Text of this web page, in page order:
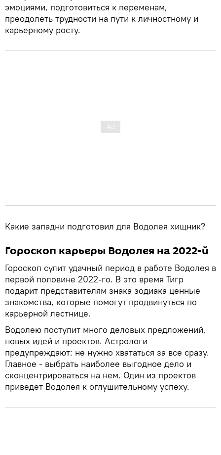
эмоциями, подготовиться к переменам,
преодолеть трудности на пути к личностному и
карьерному росту.
Какие западни подготовил для Водолея хищник?
Гороскоп карьеры Водолея на 2022-й
Гороскоп сулит удачный период в работе Водолея в
первой половине 2022-го. В это время Тигр
подарит представителям знака зодиака ценные
знакомства, которые помогут продвинуться по
карьерной лестнице.
Водолею поступит много деловых предложений,
новых идей и проектов. Астрологи
предупреждают: не нужно хвататься за все сразу.
Главное - выбрать наиболее выгодное дело и
сконцентрироваться на нем. Один из проектов
приведет Водолея к оглушительному успеху.